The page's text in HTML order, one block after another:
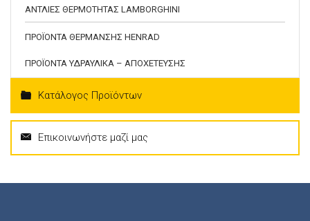
ΑΝΤΛΙΕΣ ΘΕΡΜΟΤΗΤΑΣ LAMBORGHINI
ΠΡΟΪΟΝΤΑ ΘΕΡΜΑΝΣΗΣ HENRAD
ΠΡΟΪΟΝΤΑ ΥΔΡΑΥΛΙΚΑ – ΑΠΟΧΕΤΕΥΣΗΣ
Κατάλογος Προϊόντων
Επικοινωνήστε μαζί μας